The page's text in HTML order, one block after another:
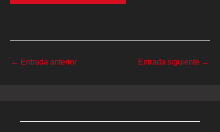
← Entrada anterior Entrada siguiente →